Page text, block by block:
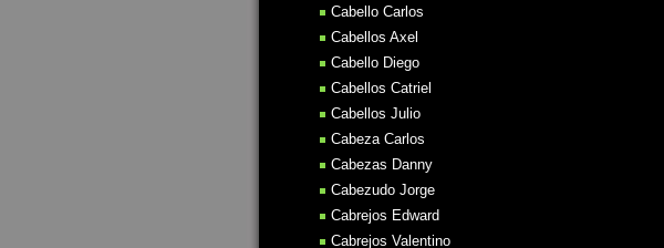
Cabello Carlos
Cabellos Axel
Cabello Diego
Cabellos Catriel
Cabellos Julio
Cabeza Carlos
Cabezas Danny
Cabezudo Jorge
Cabrejos Edward
Cabrejos Valentino